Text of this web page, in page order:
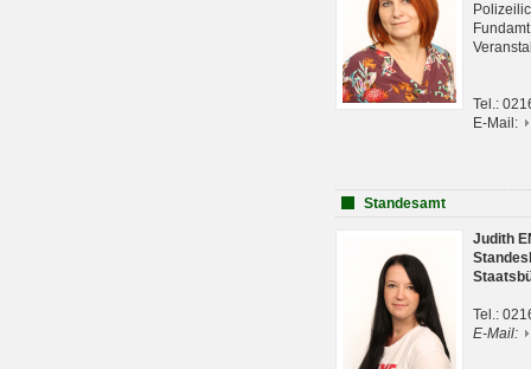
Tel.:
E-Mail:
Standesamt
Judith
Tel.:
E-Mail: